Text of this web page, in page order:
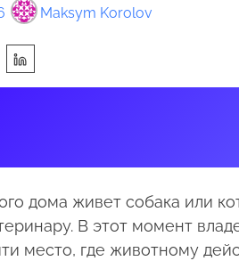
Maksym Korolov
дома живет собака или
В этот момент
место, где животному